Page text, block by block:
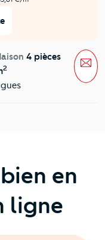
4 pièces
2
en
ligne